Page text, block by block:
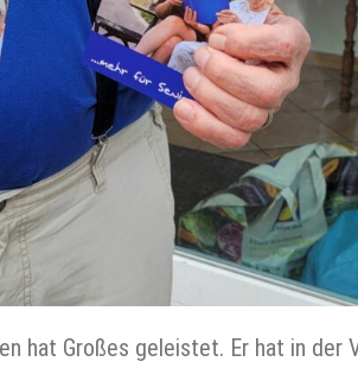
hat Großes geleistet. Er hat in